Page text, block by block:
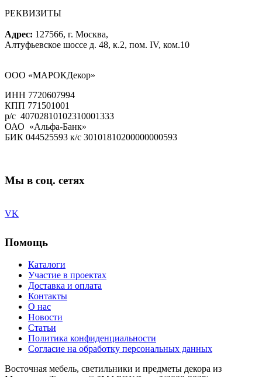
РЕКВИЗИТЫ
Адрес: 127566, г. Москва,
Алтуфьевское шоссе д. 48, к.2, пом. IV, ком.10
ООО «МАРОКДекор»
ИНН 7720607994
КПП 771501001
р/с 40702810102310001333
ОАО «Альфа-Банк»
БИК 044525593 к/с 30101810200000000593
Мы в соц. сетях
VK
Помощь
Каталоги
Участие в проектах
Доставка и оплата
Контакты
О нас
Новости
Статьи
Политика конфиденциальности
Согласие на обработку персональных данных
Восточная мебель, светильники и предметы декора из